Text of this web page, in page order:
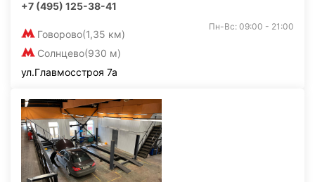
+7 (495) 125-38-41
Говорово(1,35 км)
Солнцево(930 м)
Пн-Вс: 09:00 - 21:00
ул.Главмосстроя 7а